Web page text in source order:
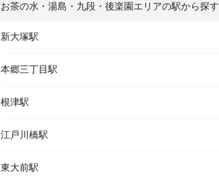
お茶の水・湯島・九段・後楽園エリアの駅から探す
新大塚駅
本郷三丁目駅
根津駅
江戸川橋駅
東大前駅